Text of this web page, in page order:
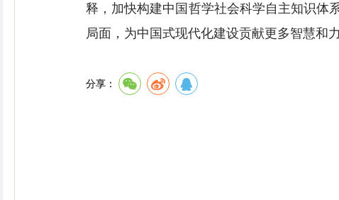
释，加快构建中国哲学社会科学自主知识体
局面，为中国式现代化建设贡献更多智慧和力
分享：